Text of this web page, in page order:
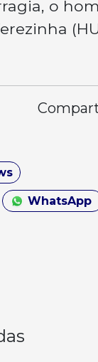
o
WhatsApp